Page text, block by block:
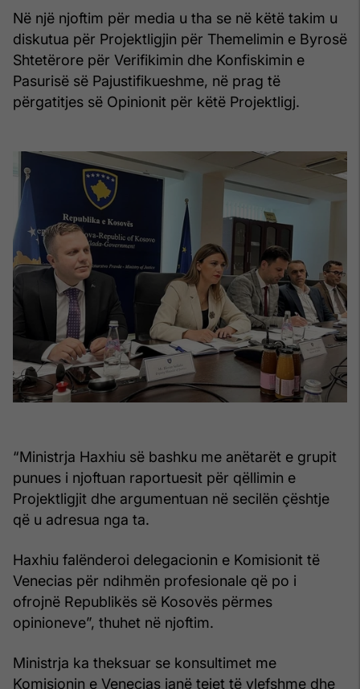
Në një njoftim për media u tha se në këtë takim u
diskutua për Projektligjin për Themelimin e Byrosë
Shtetërore për Verifikimin dhe Konfiskimin e
Pasurisë së Pajustifikueshme, në prag të
përgatitjes së Opinionit për këtë Projektligj.
“Ministrja Haxhiu së bashku me anëtarët e grupit
punues i njoftuan raportuesit për qëllimin e
Projektligjit dhe argumentuan në secilën çështje
që u adresua nga ta.
Haxhiu falënderoi delegacionin e Komisionit të
Venecias për ndihmën profesionale që po i
ofrojnë Republikës së Kosovës përmes
opinioneve”, thuhet në njoftim.
Ministrja ka theksuar se konsultimet me
Komisionin e Venecias janë tejet të vlefshme dhe